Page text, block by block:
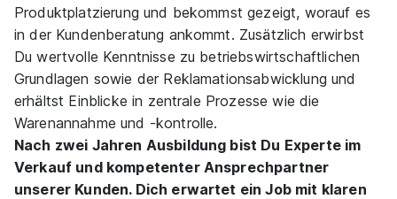
47798 Krefeld
Video
Neu
Produktplatzierung und bekommst gezeigt, worauf es
in der Kundenberatung ankommt. Zusätzlich erwirbst
Du wertvolle Kenntnisse zu betriebswirtschaftlichen
Grundlagen sowie der Reklamationsabwicklung und
erhältst Einblicke in zentrale Prozesse wie die
Warenannahme und -kontrolle.
Nach zwei Jahren Ausbildung bist Du Experte im
Verkauf und kompetenter Ansprechpartner
unserer Kunden. Dich erwartet ein Job mit klaren